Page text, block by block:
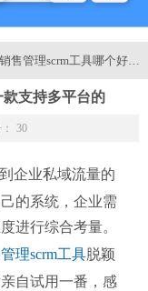
> 销售管理scrm工具哪个好
支持多平台的
30
企业私域流量的
的系统，企业需
进行综合考量。
理scrm工具脱颖
自试用一番，感